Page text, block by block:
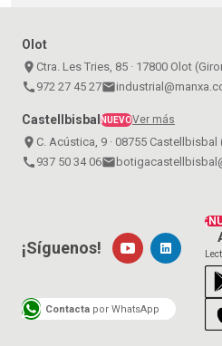
Olot
place Ctra. Les Tries, 85 · 17800 Olot
call 972 27 45 27email
CastellbisbalNUEVOVer más
place C. Acústica, 9 · 08755 Castellbisbal
call 937 50 34 06email
¡Síguenos!
Contacta por WhatsApp